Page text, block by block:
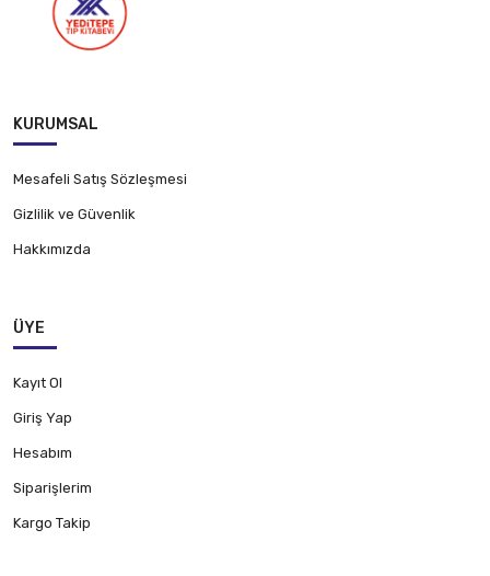
KURUMSAL
Mesafeli Satış Sözleşmesi
Gizlilik ve Güvenlik
Hakkımızda
ÜYE
Kayıt Ol
Giriş Yap
Hesabım
Siparişlerim
Kargo Takip